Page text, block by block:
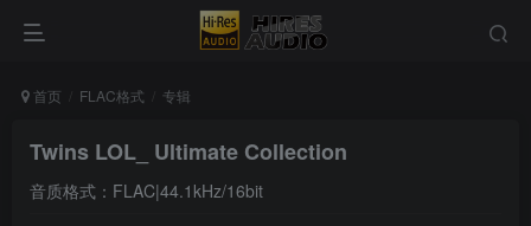
首页 FLAC格式 专辑
Twins LOL_ Ultimate Collection
音质格式：FLAC|44.1kHz/16bit